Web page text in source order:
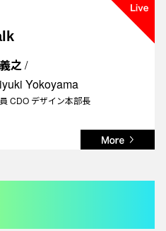
之/
Yokoyama
CDO デザイン本部長